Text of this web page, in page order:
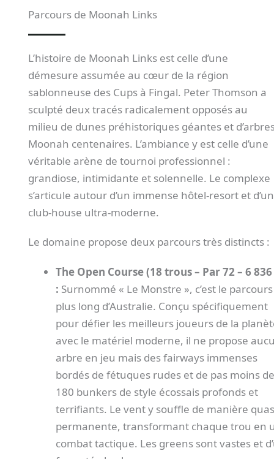
Parcours de Moonah Links
L’histoire de Moonah Links est celle d’une
démesure assumée au cœur de la région
sablonneuse des Cups à Fingal. Peter Thomson a
sculpté deux tracés radicalement opposés au
milieu de dunes préhistoriques géantes et
Moonah centenaires. L’ambiance y est celle d’une
véritable arène de tournoi professionnel :
grandiose, intimidante et solennelle. Le complexe
s’articule autour d’un immense hôtel-resort et d’un
club-house ultra-moderne.
Le domaine propose deux parcours très distincts :
The Open Course (18 trous – Par 72 – 6
: Surnommé « Le Monstre », c’est le
plus long d’Australie. Conçu spécifiquement
pour défier les meilleurs joueurs de la
avec le matériel moderne, il ne propose
arbre en jeu mais des fairways immenses
bordés de fétuques rudes et de pas moins de
180 bunkers de style écossais profonds et
terrifiants. Le vent y souffle de manière
permanente, transformant chaque trou en
combat tactique. Les greens sont vastes et